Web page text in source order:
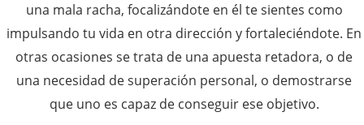
una mala racha, focalizándote en él te sientes como
impulsando tu vida en otra dirección y fortaleciéndote. En
otras ocasiones se trata de una apuesta retadora, o de
una necesidad de superación personal, o demostrarse
que uno es capaz de conseguir ese objetivo.